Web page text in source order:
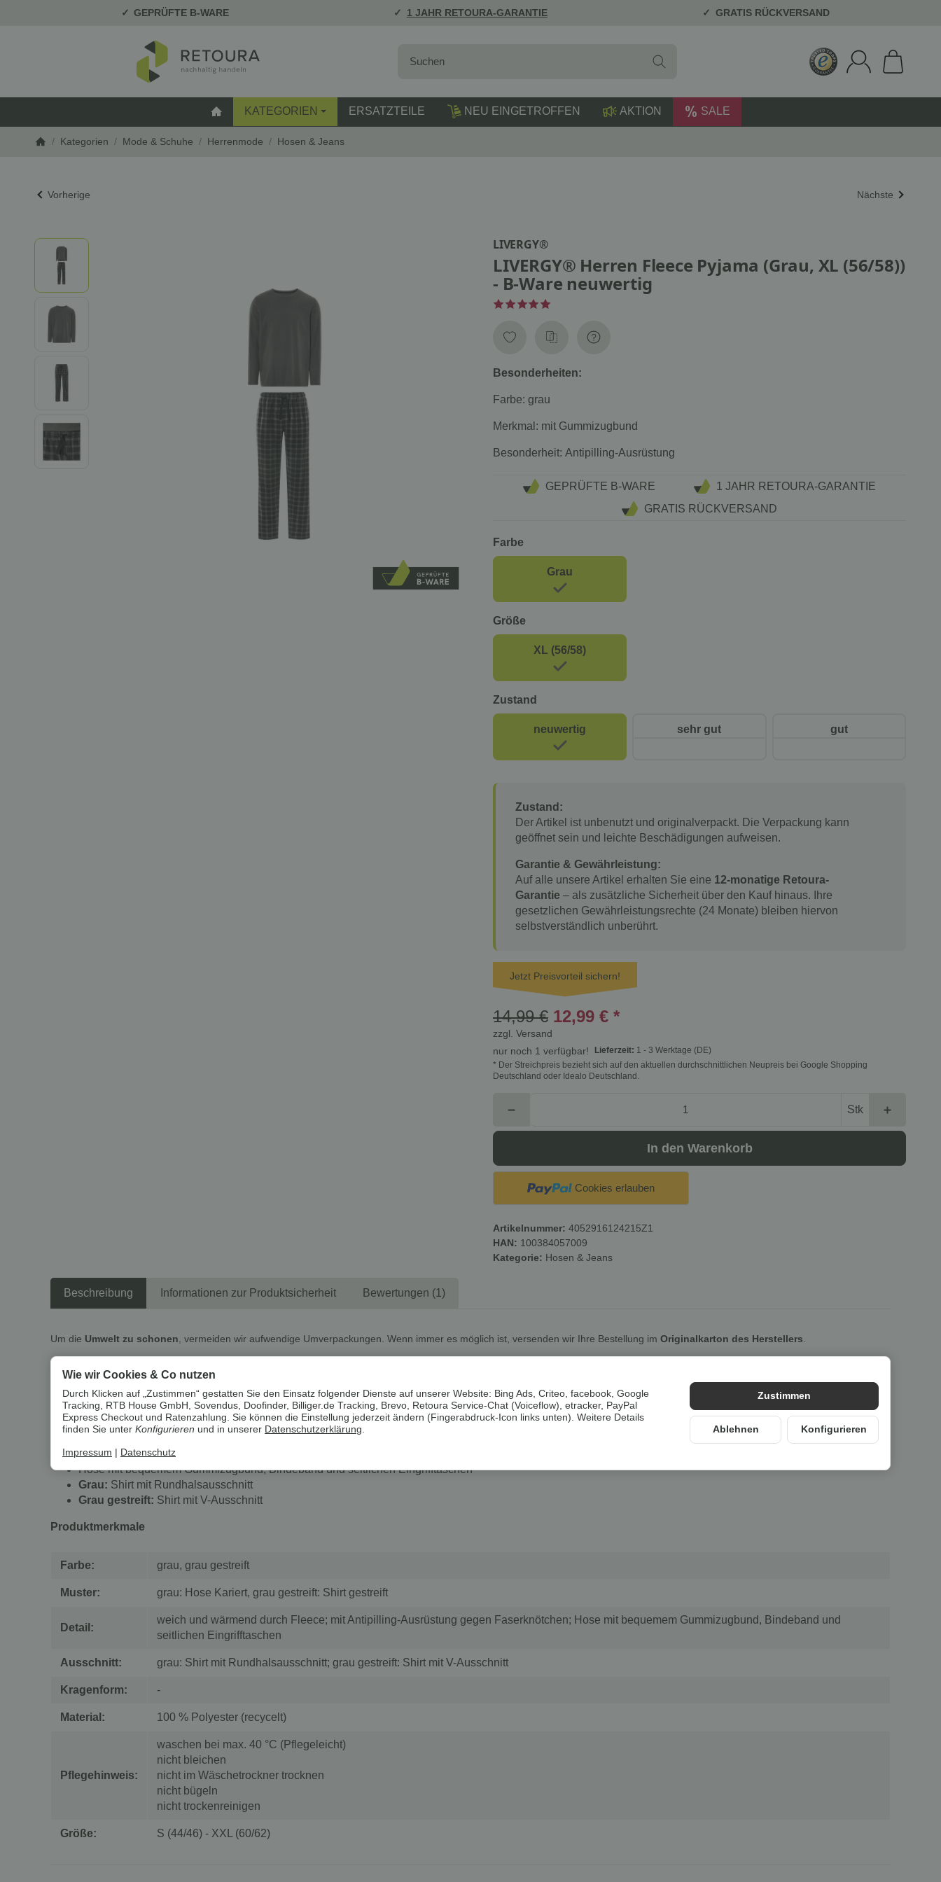
GEPRÜFTE B-WARE 1 JAHR RETOURA-GARANTIE GRATIS RÜCKVERSAND
STARTSEITE
KATEGORIEN ERSATZTEILE NEU EINGETROFFEN AKTION SALE
/ Kategorien / Mode & Schuhe / Herrenmode / Hosen & Jeans
Vorherige Nächste
LIVERGY®
LIVERGY® Herren Fleece Pyjama (Grau, XL (56/58))
- B-Ware neuwertig
Besonderheiten:
Farbe: grau
Merkmal: mit Gummizugbund
Besonderheit: Antipilling-Ausrüstung
GEPRÜFTE B-WARE
1 JAHR RETOURA-GARANTIE
GRATIS RÜCKVERSAND
Farbe
Grau
Größe
XL (56/58)
Zustand
neuwertig sehr gut gut
Zustand:
Der Artikel ist unbenutzt und originalverpackt. Die Verpackung kann
geöffnet sein und leichte Beschädigungen aufweisen.
Garantie & Gewährleistung:
Auf alle unsere Artikel erhalten Sie eine 12-monatige Retoura-
Garantie – als zusätzliche Sicherheit über den Kauf hinaus. Ihre
gesetzlichen Gewährleistungsrechte (24 Monate) bleiben hiervon
selbstverständlich unberührt.
Jetzt Preisvorteil sichern!
14,99 € 12,99 € *
zzgl. Versand
nur noch 1 verfügbar!
Lieferzeit: 1 - 3 Werktage (DE)
* Der Streichpreis bezieht sich auf den aktuellen durchschnittlichen Neupreis bei Google Shopping
Deutschland oder Idealo Deutschland.
Stk
In den Warenkorb
Cookies erlauben
Artikelnummer: 4052916124215Z1
HAN: 100384057009
Kategorie: Hosen & Jeans
Beschreibung Informationen zur Produktsicherheit Bewertungen (1)
Um die Umwelt zu schonen, vermeiden wir aufwendige Umverpackungen. Wenn immer es möglich ist, versenden wir Ihre Bestellung im Originalkarton des Herstellers.
LIVERGY® Herren Fleece-Pyjama, weich und wärmend
Eigenschaften
Weich und wärmend durch Fleece
Mit Antipilling-Ausrüstung gegen Faserknötchen
Hose mit bequemem Gummizugbund, Bindeband und seitlichen Eingrifftaschen
Grau: Shirt mit Rundhalsausschnitt
Grau gestreift: Shirt mit V-Ausschnitt
Produktmerkmale
Farbe: grau, grau gestreift
Muster: grau: Hose Kariert, grau gestreift: Shirt gestreift
Detail:
weich und wärmend durch Fleece; mit Antipilling-Ausrüstung gegen Faserknötchen; Hose mit bequemem Gummizugbund, Bindeband und
seitlichen Eingrifftaschen
Ausschnitt: grau: Shirt mit Rundhalsausschnitt; grau gestreift: Shirt mit V-Ausschnitt
Kragenform: -
Material: 100 % Polyester (recycelt)
Pflegehinweis:
waschen bei max. 40 °C (Pflegeleicht)
nicht bleichen
nicht im Wäschetrockner trocknen
nicht bügeln
nicht trockenreinigen
Größe: S (44/46) - XXL (60/62)
Zustimmen
Ablehnen Konfigurieren
Wie wir Cookies & Co nutzen
Durch Klicken auf „Zustimmen“ gestatten Sie den Einsatz folgender Dienste auf unserer Website: Bing Ads, Criteo, facebook, Google
Tracking, RTB House GmbH, Sovendus, Doofinder, Billiger.de Tracking, Brevo, Retoura Service-Chat (Voiceflow), etracker, PayPal
Express Checkout und Ratenzahlung. Sie können die Einstellung jederzeit ändern (Fingerabdruck-Icon links unten). Weitere Details
finden Sie unter Konfigurieren und in unserer Datenschutzerklärung
Impressum | Datenschutz